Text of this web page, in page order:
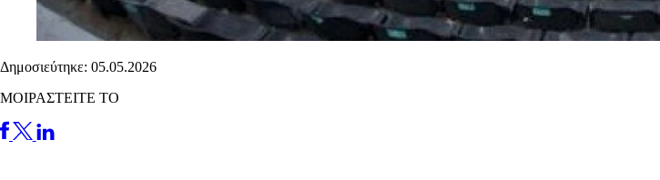
Δημοσιεύτηκε: 05.05.2026
ΜΟΙΡΑΣΤΕΙΤΕ ΤΟ